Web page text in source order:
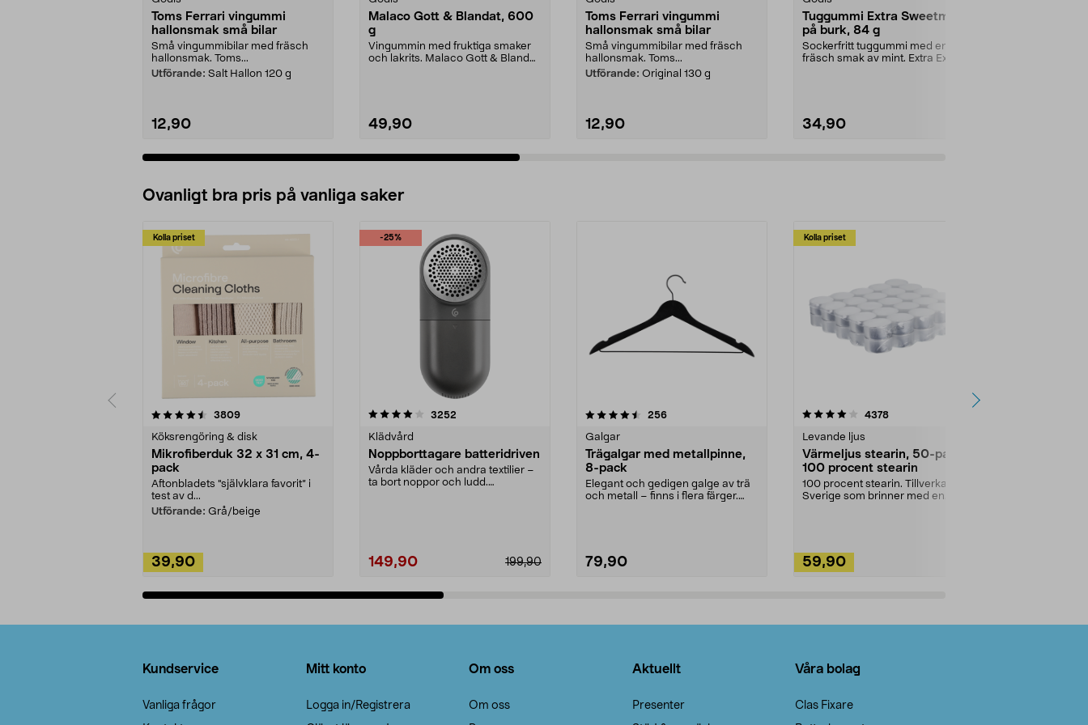
Toms Ferrari vingummi
hallonsmak små bilar
Små vingummibilar med fräsch
hallonsmak. Toms...
Utförande: Salt Hallon 120 g
12,90
Malaco Gott & Blandat, 600
g
Vingummin med fruktiga smaker
och lakrits. Malaco Gott & Blandat
49,90
Toms Ferrari vingummi
hallonsmak små bilar
Små vingummibilar med fräsch
hallonsmak. Toms...
Utförande: Original 130 g
12,90
Tuggummi Extra Sweetmint
på burk, 84 g
Sockerfritt tuggummi med en
fräsch smak av mint. Extra Extra
34,90
Ovanligt bra pris på vanliga saker
Kolla priset
3809recensioner
Köksrengöring & disk
Mikrofiberduk 32 x 31 cm, 4-
pack
Aftonbladets "självklara favorit” i
test av d...
Utförande: Grå/beige
39,90
-25%
4.0av 5 stjärnor 3252
Klädvård
Noppborttagare batteridriven
Vårda kläder och andra textilier –
ta bort noppor och ludd.
199,90
149,90
4.5av 5 stjärnor 256recensioner
Galgar
Trägalgar med metallpinne,
8-pack
Elegant och gedigen galge av trä
och metall – finns i flera färger.
79,90
Kolla priset
4.0av 5 stjärnor 4378recensioner
Levande ljus
Värmeljus stearin, 50-pack,
100 procent stearin
100 procent stearin. Tillverkade i
Sverige som brinner med en
59,90
4.5av 5 stjärnor
Kundservice
Vanliga frågor
Mitt konto
Logga in/Registrera
Om oss
Om oss
Aktuellt
Presenter
Våra bolag
Clas Fixare